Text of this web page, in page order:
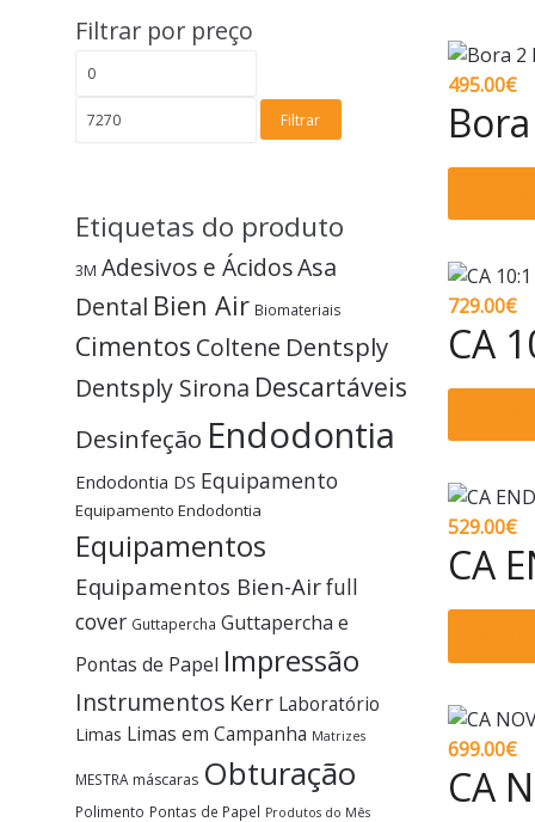
495.00€
729.00€
CA
529.00€
CA
699.00€
CA
Filtrar por preço
mínimo
Filtrar
Etiquetas do produto
3M Adesivos e ÁcidosAsa
Dental Bien Air Biomateriais
Cimentos Coltene Dentsply
Dentsply Sirona Descartáveis
Desinfeção Endodontia
Endodontia DS Equipamento
Equipamento Endodontia
Equipamentos
Equipamentos Bien-Airfull
cover Guttapercha Guttapercha e
Pontas de Papel Impressão
Instrumentos Kerr Laboratório
Limas Limas em Campanha Matrizes
MESTRA máscaras Obturação
Polimento Pontas de Papel Produtos do Mês